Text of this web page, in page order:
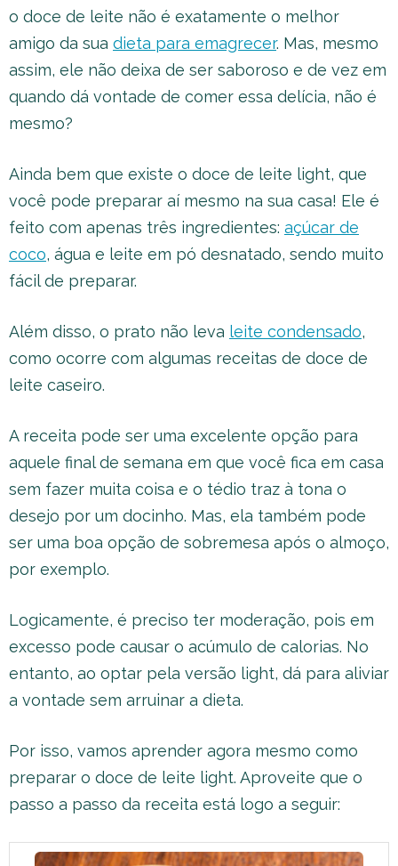
o doce de leite não é exatamente o melhor
amigo da sua dieta para emagrecer. Mas, mesmo
assim, ele não deixa de ser saboroso e de vez em
quando dá vontade de comer essa delícia, não é
mesmo?
Ainda bem que existe o doce de leite light, que
você pode preparar aí mesmo na sua casa! Ele é
feito com apenas três ingredientes: açúcar de
coco, água e leite em pó desnatado, sendo muito
fácil de preparar.
Além disso, o prato não leva leite condensado,
como ocorre com algumas receitas de doce de
leite caseiro.
A receita pode ser uma excelente opção para
aquele final de semana em que você fica em casa
sem fazer muita coisa e o tédio traz à tona o
desejo por um docinho. Mas, ela também pode
ser uma boa opção de sobremesa após o almoço,
por exemplo.
Logicamente, é preciso ter moderação, pois em
excesso pode causar o acúmulo de calorias. No
entanto, ao optar pela versão light, dá para aliviar
a vontade sem arruinar a dieta.
Por isso, vamos aprender agora mesmo como
preparar o doce de leite light. Aproveite que o
passo a passo da receita está logo a seguir: